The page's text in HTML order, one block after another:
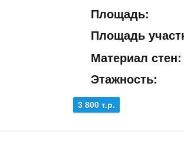
Площадь:
Площадь
Материал стен:
Этажность:
3 800 т.р.